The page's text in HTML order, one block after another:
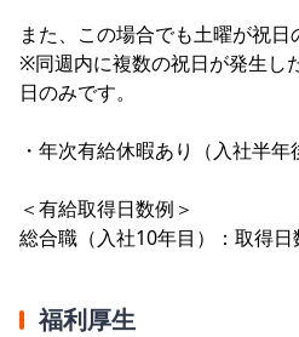
また、この場合でも土曜が祝日
※同週内に複数の祝日が発生し
日のみです。
・年次有給休暇あり（入社半年
＜有給取得日数例＞
総合職（入社10年目）：取得
福利厚生